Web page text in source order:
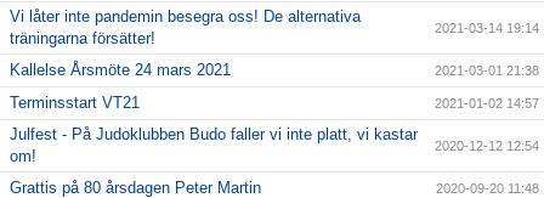
Vi låter inte pandemin besegra oss! De alternativa
träningarna försätter!
2021-03-14 19:14
Kallelse Årsmöte 24 mars 2021 2021-03-01 21:38
Terminsstart VT21 2021-01-02 14:57
Julfest - På Judoklubben Budo faller vi inte platt, vi kastar
om!
2020-12-12 12:54
Grattis på 80 årsdagen Peter Martin 2020-09-20 11:48